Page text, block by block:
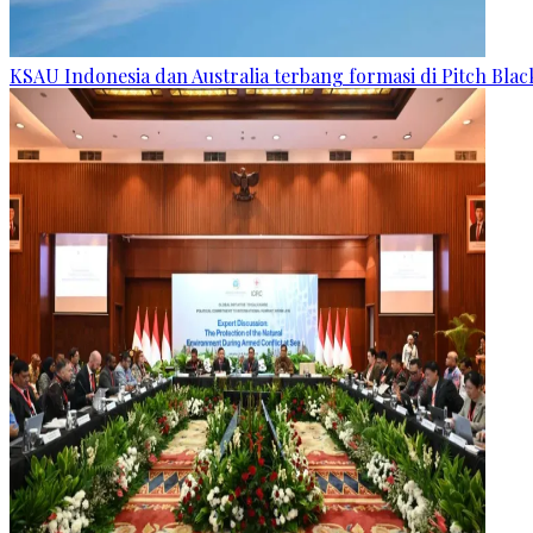
KSAU Indonesia dan Australia terbang formasi di Pitch